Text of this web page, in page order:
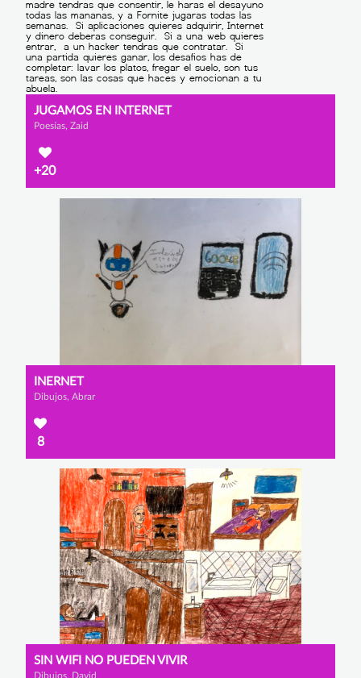
JUGAMOS EN INTERNET
Poesías, Zaid
+20
INERNET
Dibujos, Abrar
8
SIN WIFI NO PUEDEN VIVIR
Dibujos, David